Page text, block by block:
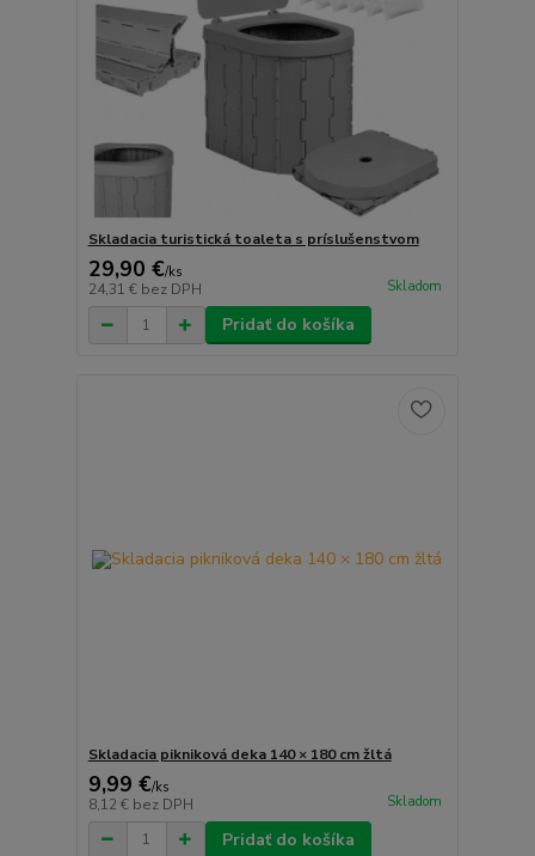
Skladacia turistická toaleta s príslušenstvom
29,90 €/ks
24,31 € bez DPH Skladom
Pridať do košíka
Skladacia pikniková deka 140 × 180 cm žltá
9,99 €/ks
8,12 € bez DPH Skladom
Pridať do košíka